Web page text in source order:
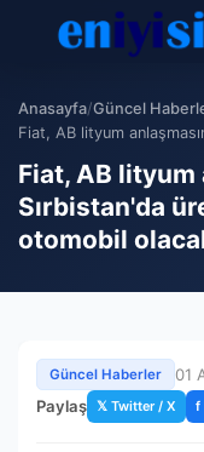
Anasayfa/Güncel
Fiat, AB lityum
Fiat, AB lityum
Sırbistan'da
otomobil
Güncel Haberler
01
Paylaş 𝕏 Twitter / X f